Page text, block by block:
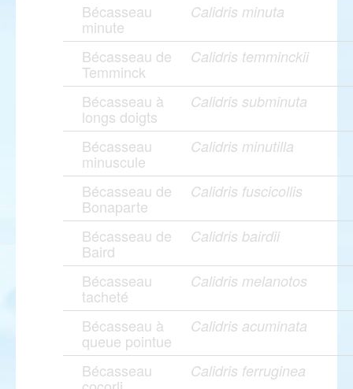
Bécasseau
minute
Calidris minuta
Bécasseau de
Temminck
Calidris temminckii
Bécasseau à
longs doigts
Calidris subminuta
Bécasseau
minuscule
Calidris minutilla
Bécasseau de
Bonaparte
Calidris fuscicollis
Bécasseau de
Baird
Calidris bairdii
Bécasseau
tacheté
Calidris melanotos
Bécasseau à
queue pointue
Calidris acuminata
Bécasseau Calidris ferruginea